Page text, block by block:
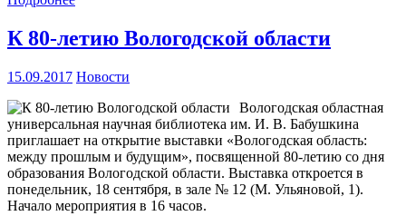
К 80-летию Вологодской области
15.09.2017 Новости
Вологодская областная
универсальная научная библиотека им. И. В. Бабушкина
приглашает на открытие выставки «Вологодская область:
между прошлым и будущим», посвященной 80-летию со дня
образования Вологодской области. Выставка откроется в
понедельник, 18 сентября, в зале № 12 (М. Ульяновой, 1).
Начало мероприятия в 16 часов.